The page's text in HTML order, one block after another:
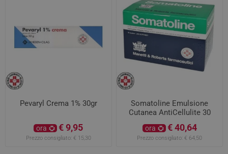
Pevaryl Crema 1% 30gr
ora € 9,95
Prezzo consigliato: € 15,30
Somatoline Emulsione
Cutanea AntiCellulite 30
ora € 40,64
Prezzo consigliato: € 64,50